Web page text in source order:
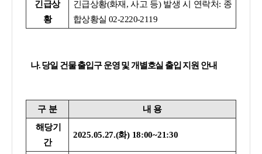
긴급상
황
긴급상황(화재, 사고 등) 발생 시 연락처: 종
합상황실 02-2220-2119
나. 당일 건물 출입구 운영 및 개별호실 출입 지원 안내
구 분
내 용
해당기
간
2025.05.27.(화) 18:00~21:30